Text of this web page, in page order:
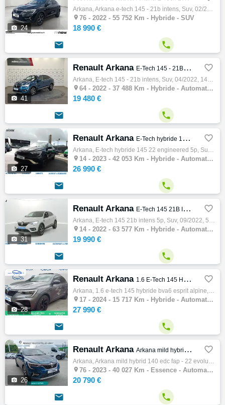
 24
Arkana, Arkana e-tech 145 - 21b intens, Suv, 02/2022, 94ch, 5cv, 55752 km, 5 portes, 5 places, Clim. auto, Hybride, Gps, Abs, Antipatinage,…
 76 - 2022 - 55 752 Km - Hybride - SUV
18 990 €
 
 41
Renault Arkana E-Tech 145 - 21B Intens 
Arkana, E-tech 145 - 21b intens, Suv, 04/2022, 145ch, 5cv, 37488 km, 5 portes, 5 places, Clim. auto, Hybride, Boite de vitesse automatique,…
 64 - 2022 - 37 488 Km - Hybride - Automatique - SUV
19 480 €
 
 27
Renault Arkana E-Tech hybride 145 22 Engineered 5p 
Arkana, E-tech hybride 145 22 engineered 5p, Suv, 09/2023, 5cv, 42053 km, 5 portes, Clim. auto, Hybride, Boite de vitesse automatique, Régu…
 14 - 2023 - 42 053 Km - Hybride - Automatique - SUV
26 990 €
 
 31
Renault Arkana E-Tech 145 21B Intens 5p 
Arkana, E-tech 145 21b intens 5p, Suv, 09/2022, 5cv, 63577 km, 5 portes, Clim. auto, Hybride, Boite de vitesse automatique, Régulateur de v…
 14 - 2022 - 63 577 Km - Hybride - Automatique - SUV
19 990 €
 
 28
Renault Arkana 1.6 E-Tech 145 Hybride BVA6 Esprit Alpine 
Arkana, 1.6 e-tech 145 hybride bva6 esprit alpine, Suv, 10/2024, 145ch, 5cv, 15717 km, 5 portes, 5 places, Clim. manuelle, Hybride, Boite d…
 17 - 2024 - 15 717 Km - Hybride - Automatique - SUV
27 990 €
 
 26
Renault Arkana Arkana mild hybrid 140 EDC FAP - 22 Evolution 
Arkana, Arkana mild hybrid 140 edc fap - 22 evolution, Suv, 01/2023, 140ch, 7cv, 40027 km, 5 portes, 5 places, Essence, Boite de vitesse au…
 76 - 2023 - 40 027 Km - Essence - Automatique - SUV
20 790 €
 